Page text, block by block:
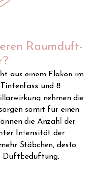
Raumduft-
aus einem Flakon im
und 8
nehmen die
somit für einen
die Anzahl der
Intensität der
Stäbchen, desto
Duftbeduftung.